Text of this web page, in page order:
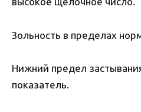
Зольность в пределах
Нижний предел
показатель.